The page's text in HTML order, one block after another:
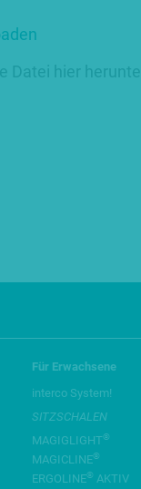
Datei hier
Für Erwachsene
interco System!
SITZSCHALEN
MAGIGLIGHT®
MAGICLINE®
ERGOLINE® AKTIV